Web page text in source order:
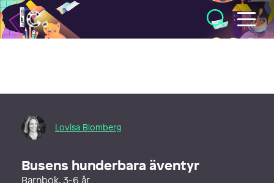
Illustratörcentrum
Lovisa Blomberg
Busens hunderbara äventyr
Barnbok, 3-6 år